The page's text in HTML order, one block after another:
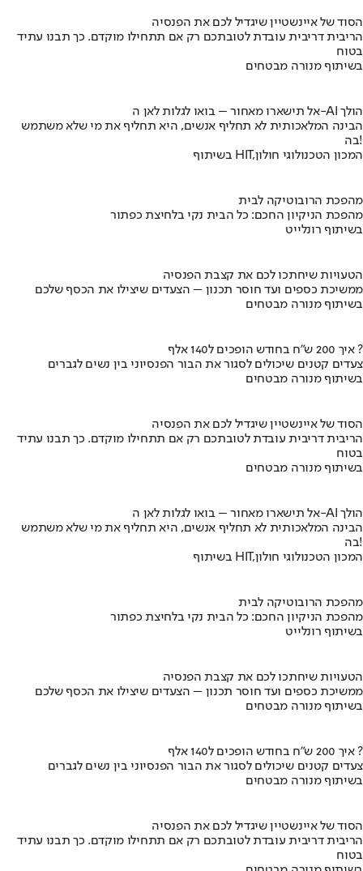
הסוד של איינשטיין שיגדיל לכם את הפנסיה
הריבית דריבית עובדת לטובתכם רק אם תתחילו מוקדם. כך תבנו עתיד
בטוח
בשיתוף מנורה מבטחים
אל תישארו מאחור – בואו לגלות לאן ה-AI הולך
הבינה המלאכותית לא תחליף אנשים, היא תחליף את מי שלא משתמש
בה!
בשיתוף HIT,המכון הטכנולוגי חולון
מהפכת הרובוטיקה לבית
מהפכת הניקיון החכם: כל הבית נקי בלחיצת כפתור
בשיתוף רונלייט
הטעויות שיחתכו לכם את קצבת הפנסיה
ממשיכת כספים ועד חוסר תכנון – הצעדים שיצילו את הכסף שלכם
בשיתוף מנורה מבטחים
איך 200 ש"ח בחודש הופכים ל140 אלף ?
צעדים קטנים שיכולים לסגור את הבור הפנסיוני בין נשים לגברים
בשיתוף מנורה מבטחים
הסוד של איינשטיין שיגדיל לכם את הפנסיה
הריבית דריבית עובדת לטובתכם רק אם תתחילו מוקדם. כך תבנו עתיד
בטוח
בשיתוף מנורה מבטחים
אל תישארו מאחור – בואו לגלות לאן ה-AI הולך
הבינה המלאכותית לא תחליף אנשים, היא תחליף את מי שלא משתמש
בה!
בשיתוף HIT,המכון הטכנולוגי חולון
מהפכת הרובוטיקה לבית
מהפכת הניקיון החכם: כל הבית נקי בלחיצת כפתור
בשיתוף רונלייט
הטעויות שיחתכו לכם את קצבת הפנסיה
ממשיכת כספים ועד חוסר תכנון – הצעדים שיצילו את הכסף שלכם
בשיתוף מנורה מבטחים
איך 200 ש"ח בחודש הופכים ל140 אלף ?
צעדים קטנים שיכולים לסגור את הבור הפנסיוני בין נשים לגברים
בשיתוף מנורה מבטחים
הסוד של איינשטיין שיגדיל לכם את הפנסיה
הריבית דריבית עובדת לטובתכם רק אם תתחילו מוקדם. כך תבנו עתיד
בטוח